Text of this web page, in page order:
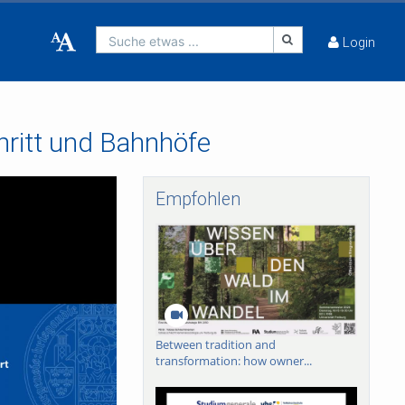
Suche etwas ... Login
und Bahnhöfe
Empfohlen
Between tradition and
transformation: how owner...